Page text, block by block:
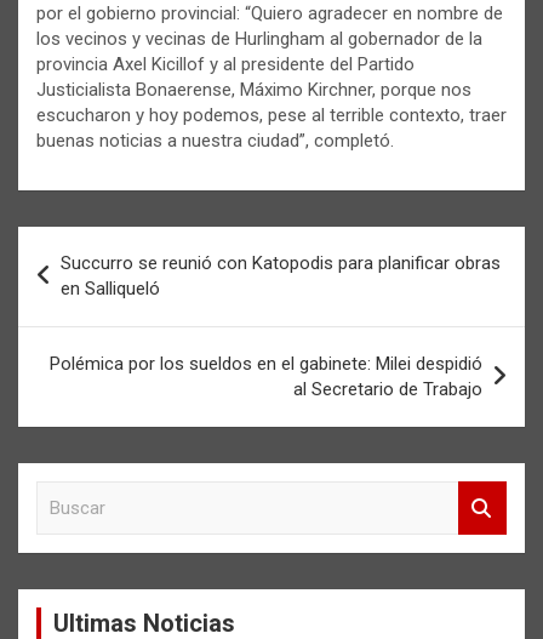
por el gobierno provincial: “Quiero agradecer en nombre de
los vecinos y vecinas de Hurlingham al gobernador de la
provincia Axel Kicillof y al presidente del Partido
Justicialista Bonaerense, Máximo Kirchner, porque nos
escucharon y hoy podemos, pese al terrible contexto, traer
buenas noticias a nuestra ciudad”, completó.
de
entradas
Succurro se reunió con Katopodis para planificar obras
en Salliqueló
Polémica por los sueldos en el gabinete: Milei despidió
al Secretario de Trabajo
a
Ultimas Noticias